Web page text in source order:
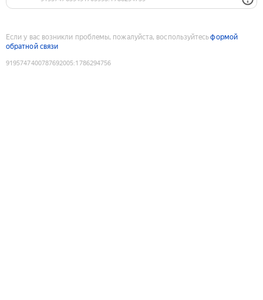
Если у вас возникли проблемы, пожалуйста, воспользуйтесьформой
обратной связи
9195747400787692005:1786294756